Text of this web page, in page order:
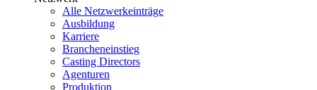
Alle Netzwerkeinträge
Ausbildung
Karriere
Brancheneinstieg
Casting Directors
Agenturen
Produktion